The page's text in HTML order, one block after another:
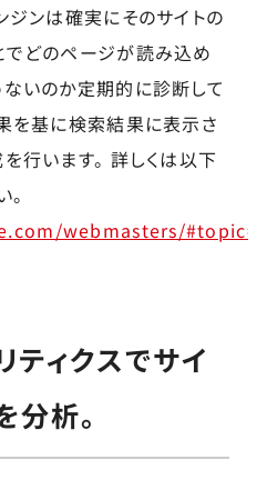
ジンは確実にそのサイトの
どのページが読み込め
いのか定期的に診断して
を基に検索結果に表示さ
行います。 詳しくは以下
webmasters/
ティクスでサイ
分析。